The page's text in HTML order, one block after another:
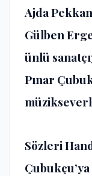
Ajda
Gülben
ünlü
Pınar
Sözleri